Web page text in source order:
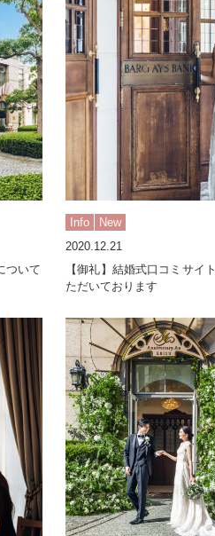
ついて
Info
New
2020.12.21
【御礼】結婚式口コミサイ
ただいております